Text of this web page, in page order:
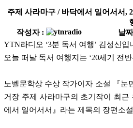
주제 사라마구 / 바닥에서 일어서서,
작성자 :
날
YTN라디오 ‘3분 독서 여행’ 김성신입
오늘 떠날 독서 여행지는 ‘20세기 전
노벨문학상 수상 작가이자 소설 『눈
거장 주제 사라마구의 초기작이 최
에서 일어서서』라는 제목의 장편소